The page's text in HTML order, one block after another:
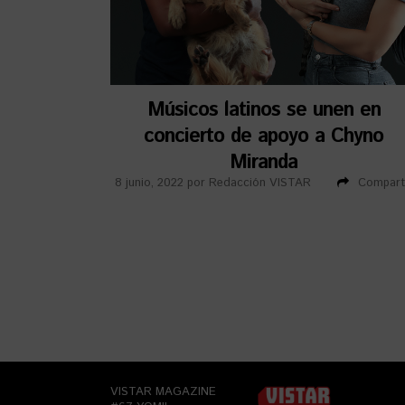
Músicos latinos se unen en
concierto de apoyo a Chyno
Miranda
8 junio, 2022 por Redacción VISTAR
VISTAR MAGAZINE